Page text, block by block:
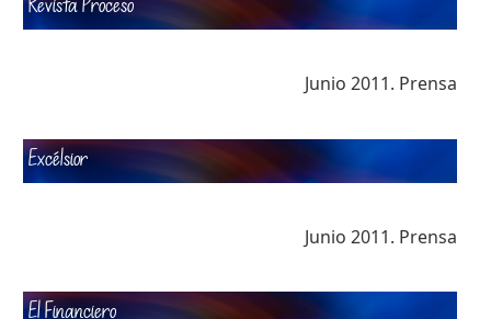
Revista Proceso
Junio 2011. Prensa
Excélsior
Junio 2011. Prensa
El Financiero